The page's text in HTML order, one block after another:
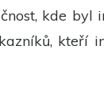
kde byl
kteří